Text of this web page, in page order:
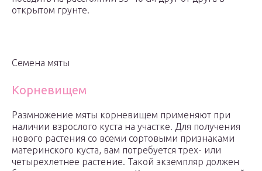
открытом грунте.
Семена мяты
Корневищем
Размножение мяты корневищем применяют при
наличии взрослого куста на участке. Для получения
нового растения со всеми сортовыми признаками
материнского куста, вам потребуется трех- или
четырехлетнее растение. Такой экземпляр должен